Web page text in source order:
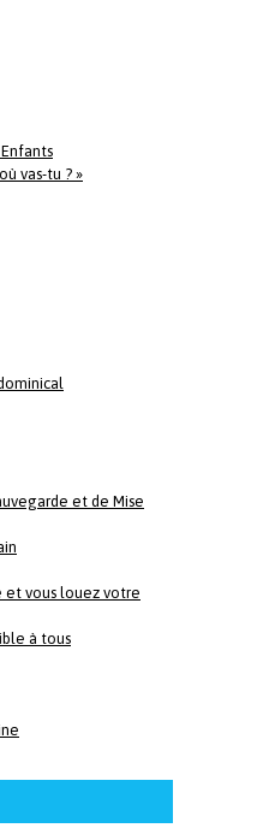
vas-tu ? »
et de Mise
et vous louez votre
à tous